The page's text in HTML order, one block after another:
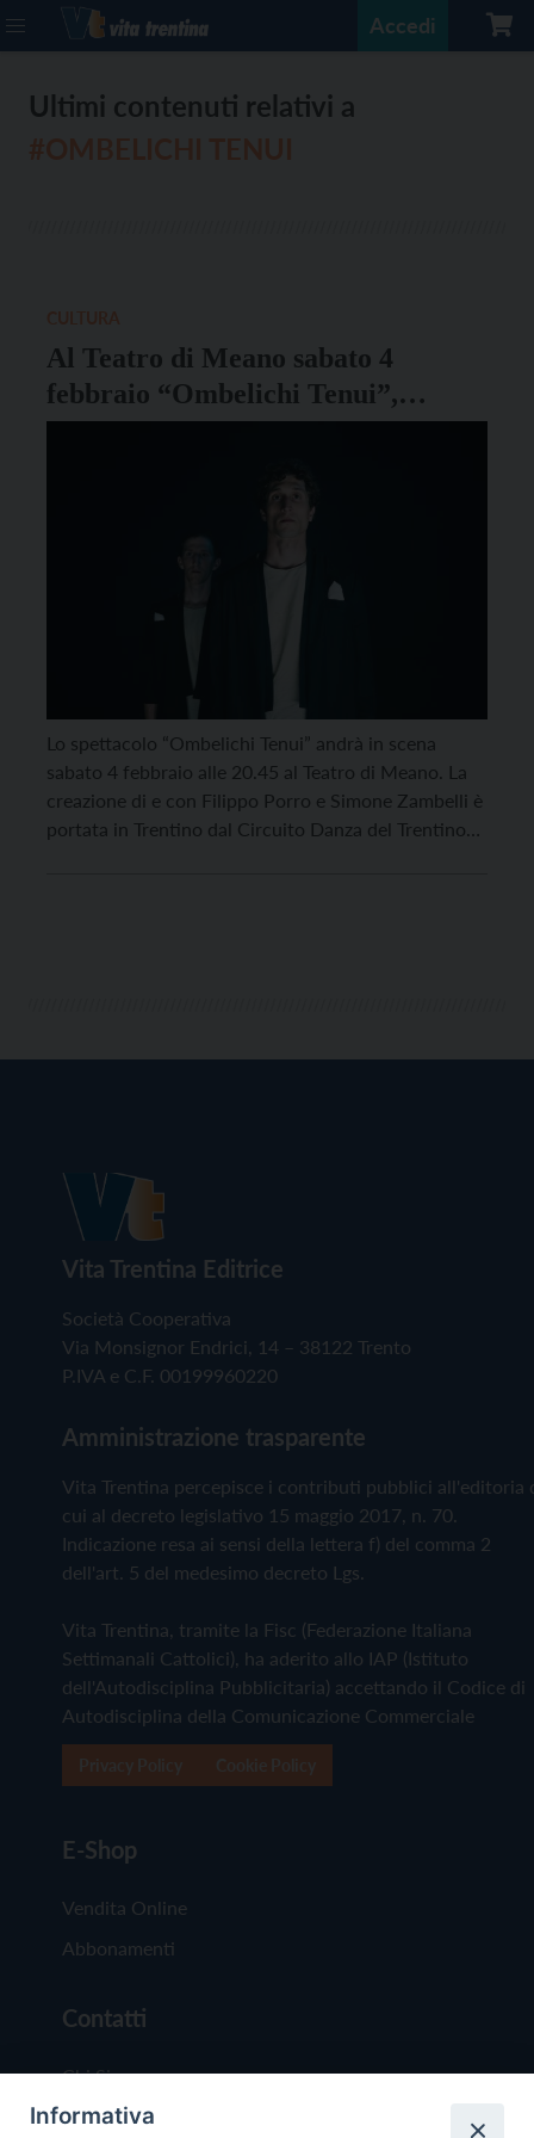
Accedi
Ultimi contenuti relativi a
Al Teatro di Meano sabato 4
febbraio “Ombelichi Tenui”,
vincitore Supernova 2022
Lo spettacolo “Ombelichi Tenui” andrà in scena
sabato 4 febbraio alle 20.45 al Teatro di Meano. La
creazione di e con Filippo Porro e Simone Zambelli è
portata in Trentino dal Circuito Danza del Trentino
Vita Trentina Editrice
Società Cooperativa
Via Monsignor Endrici, 14 – 38122 Trento
P.IVA e C.F. 00199960220
Amministrazione trasparente
Vita Trentina percepisce i contributi pubblici all'editoria
cui al decreto legislativo 15 maggio 2017, n. 70.
Indicazione resa ai sensi della lettera f) del comma 2
dell'art. 5 del medesimo decreto Lgs.
Vita Trentina, tramite la Fisc (Federazione Italiana
Settimanali Cattolici), ha aderito allo IAP (Istituto
dell'Autodisciplina Pubblicitaria) accettando il Codice di
Autodisciplina della Comunicazione Commerciale
E-Shop
Vendita Online
Abbonamenti
Contatti
Chi Siamo
Redazione
Informativa